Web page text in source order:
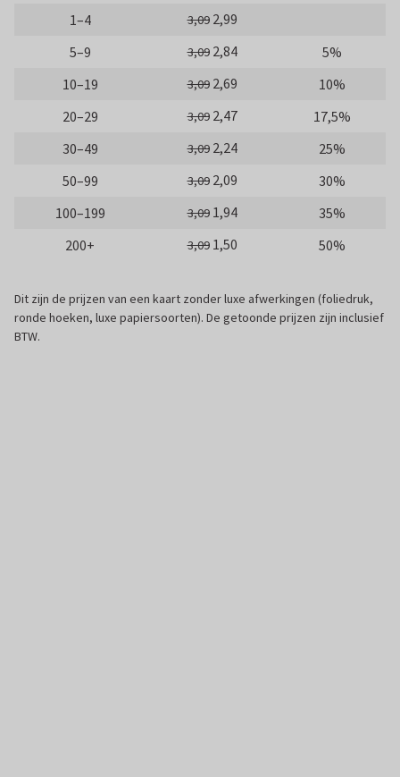
1–4 3,09 2,99
5–9
3,09 2,84
5%
10–19
3,09 2,69
10%
20–29
3,09 2,47
17,5%
30–49
3,09 2,24
25%
50–99
3,09 2,09
30%
100–199
3,09 1,94
35%
200+
3,09 1,50 50%
Dit zijn de prijzen van een kaart zonder luxe afwerkingen (foliedruk,
ronde hoeken, luxe papiersoorten). De getoonde prijzen zijn inclusief
BTW.